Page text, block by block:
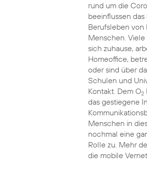
rund um die
beeinflussen
Berufsleben von
Menschen.
sich zuhause,
Homeoffice,
oder sind über
Schulen und
Kontakt. Dem O2
das gestiegene
Menschen in
nochmal eine
Rolle zu. Mehr
die mobile